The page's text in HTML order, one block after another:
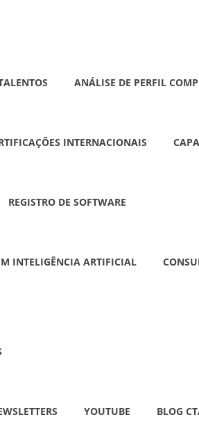
ANÁLISE DE PERFIL
INTERNACIONAIS
REGISTRO DE SOFTWARE
INTELIGÊNCIA ARTIFICIAL
YOUTUBE BLOG